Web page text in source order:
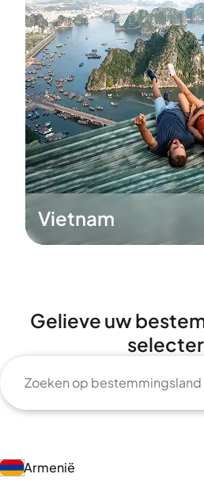
Vietnam
Gelieve uw
Armenië